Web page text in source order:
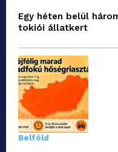
Egy héten belül
tokiói állatkert
Belföld